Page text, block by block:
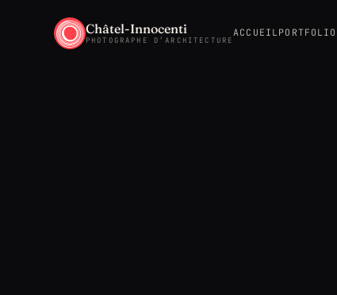
Châtel-Innocenti
PHOTOGRAPHE D’ARCHITECTURE
ACCUEIL PORTFOLIO